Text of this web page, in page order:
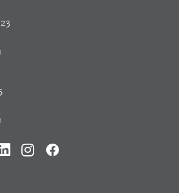
LinkedInInstagramFacebook
werden von Drittanbietern
Werbung anzuzeigen.
sie Besucher über Websites